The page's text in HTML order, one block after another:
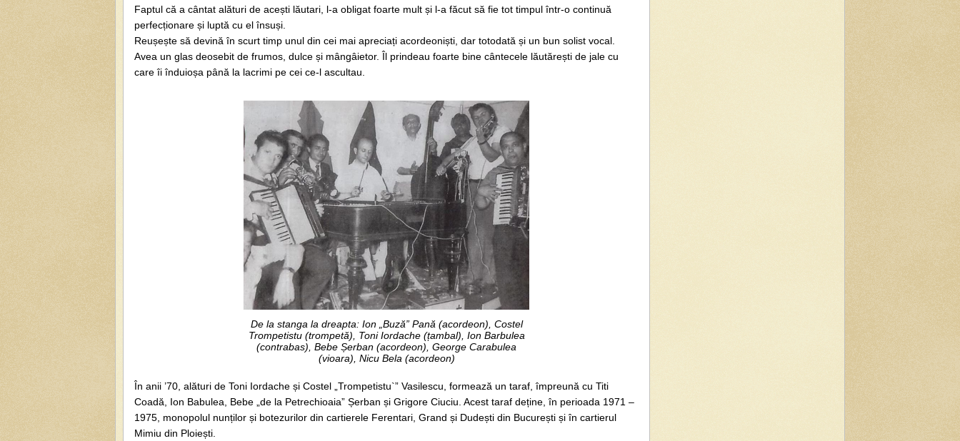
Faptul că a cântat alături de acești lăutari, l-a obligat foarte mult și l-a făcut să fie tot timpul într-o continuă
perfecționare și luptă cu el însuși.
Reușește să devină în scurt timp unul din cei mai apreciați acordeoniști, dar totodată și un bun solist vocal.
Avea un glas deosebit de frumos, dulce și mângâietor. Îl prindeau foarte bine cântecele lăutărești de jale cu
care îi înduioșa până la lacrimi pe cei ce-l ascultau.
De la stanga la dreapta: Ion „Buză” Pană (acordeon), Costel
Trompetistu (trompetă), Toni Iordache (țambal), Ion Barbulea
(contrabas), Bebe Șerban (acordeon), George Carabulea
(vioara), Nicu Bela (acordeon)
În anii ’70, alături de Toni Iordache și Costel „Trompetistu`” Vasilescu, formează un taraf, împreună cu Titi
Coadă, Ion Babulea, Bebe „de la Petrechioaia” Șerban și Grigore Ciuciu. Acest taraf deține, în perioada 1971 –
1975, monopolul nunților și botezurilor din cartierele Ferentari, Grand și Dudești din București și în cartierul
Mimiu din Ploiești.